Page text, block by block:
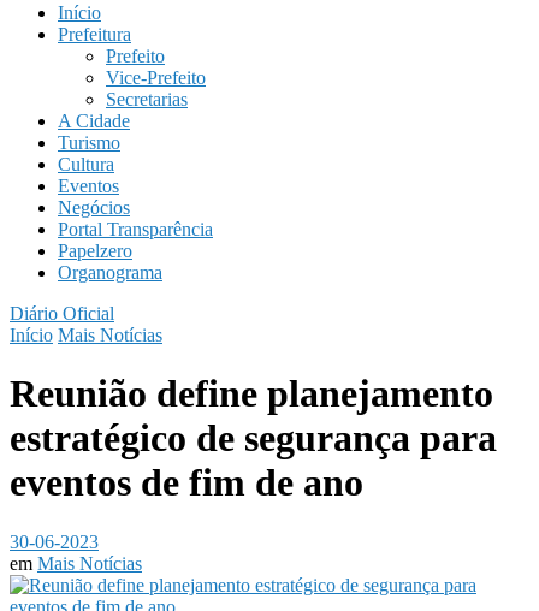
Início
Prefeitura
Prefeito
Vice-Prefeito
Secretarias
A Cidade
Turismo
Cultura
Eventos
Negócios
Portal Transparência
Papelzero
Organograma
Diário Oficial
Início Mais Notícias
Reunião define planejamento
estratégico de segurança para
eventos de fim de ano
30-06-2023
em Mais Notícias